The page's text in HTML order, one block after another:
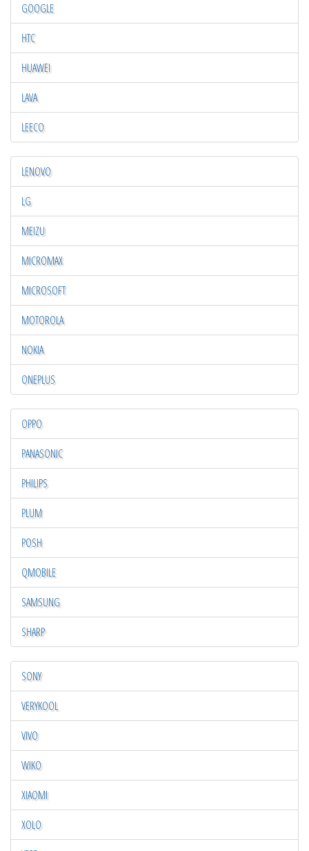
GOOGLE
HTC
HUAWEI
LAVA
LEECO
LENOVO
LG
MEIZU
MICROMAX
MICROSOFT
MOTOROLA
NOKIA
ONEPLUS
OPPO
PANASONIC
PHILIPS
PLUM
POSH
QMOBILE
SAMSUNG
SHARP
SONY
VERYKOOL
VIVO
WIKO
XIAOMI
XOLO